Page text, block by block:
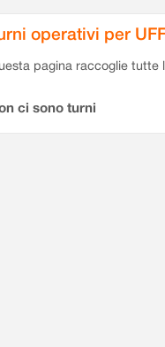
operativi per
pagina raccoglie tutte
ci sono turni